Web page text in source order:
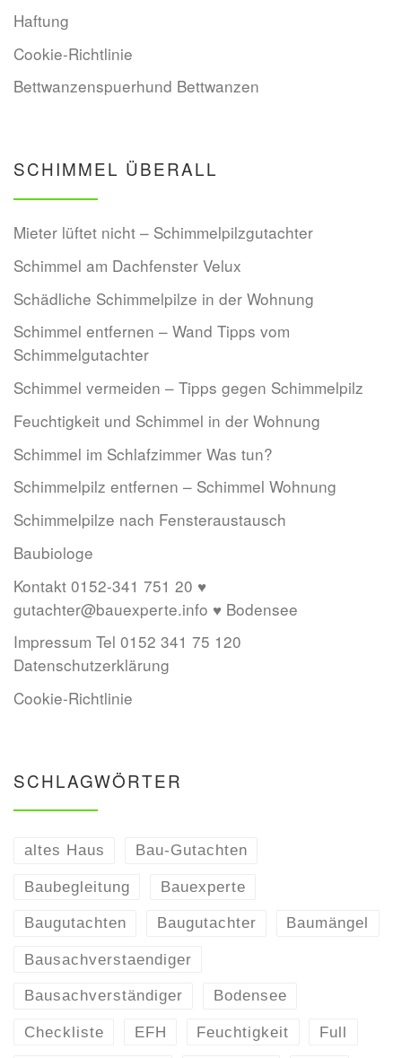
Haftung
Cookie-Richtlinie
Bettwanzenspuerhund Bettwanzen
SCHIMMEL ÜBERALL
Mieter lüftet nicht – Schimmelpilzgutachter
Schimmel am Dachfenster Velux
Schädliche Schimmelpilze in der Wohnung
Schimmel entfernen – Wand Tipps vom
Schimmelgutachter
Schimmel vermeiden – Tipps gegen Schimmelpilz
Feuchtigkeit und Schimmel in der Wohnung
Schimmel im Schlafzimmer Was tun?
Schimmelpilz entfernen – Schimmel Wohnung
Schimmelpilze nach Fensteraustausch
Baubiologe
Kontakt 0152-341 751 20 ♥
gutachter@bauexperte.info ♥ Bodensee
Impressum Tel 0152 341 75 120
Datenschutzerklärung
Cookie-Richtlinie
SCHLAGWÖRTER
altes Haus Bau-Gutachten
Baubegleitung Bauexperte
Baugutachten Baugutachter Baumängel
Bausachverstaendiger
Bausachverständiger Bodensee
Checkliste EFH Feuchtigkeit Full